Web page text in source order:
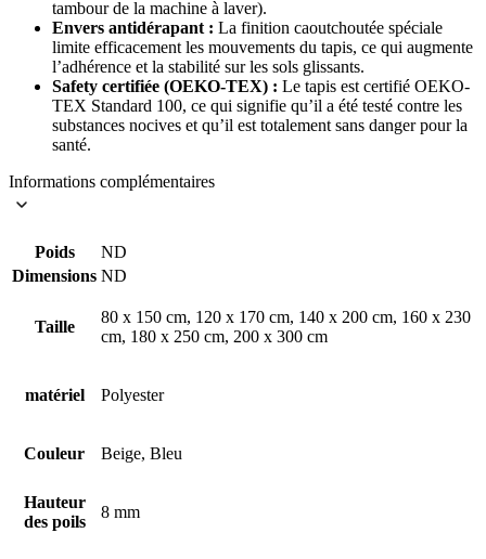
tambour de la machine à laver).
Envers antidérapant : La finition caoutchoutée spéciale
limite efficacement les mouvements du tapis, ce qui augmente
l’adhérence et la stabilité sur les sols glissants.
Safety certifiée (OEKO-TEX) : Le tapis est certifié OEKO-
TEX Standard 100, ce qui signifie qu’il a été testé contre les
substances nocives et qu’il est totalement sans danger pour la
santé.
Informations complémentaires
Poids
ND
Dimensions ND
Taille
80 x 150 cm, 120 x 170 cm, 140 x 200 cm, 160 x 230
cm, 180 x 250 cm, 200 x 300 cm
matériel Polyester
Couleur Beige, Bleu
Hauteur
des poils
8 mm